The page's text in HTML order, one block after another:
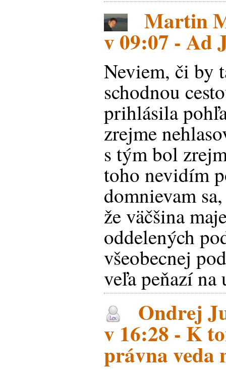
Martin
v 09:07 - Ad
Neviem, či by
schodnou
prihlásila
zrejme
s tým bol
toho nevidím
domnievam
že väčšina
oddelených
všeobecnej
veľa peňazí na
Ondrej
v 16:28 - K
právna veda